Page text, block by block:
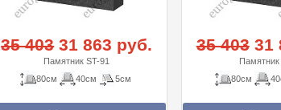
35 40331 863 руб.
Памятник ST-91
80см
40см 5см
35 40331
Памятник
80см